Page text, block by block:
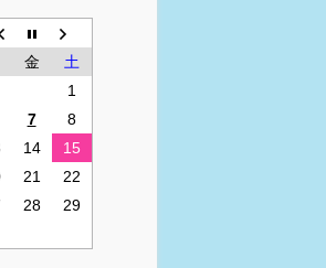
金
土
1
7
8
14
15
21
22
28
29